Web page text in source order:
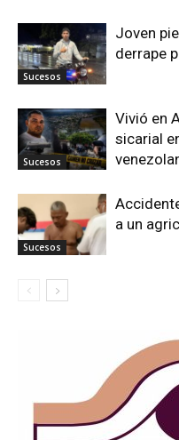
Sucesos
Joven
derrape
Sucesos
Vivió en
sicarial
Sucesos
a un